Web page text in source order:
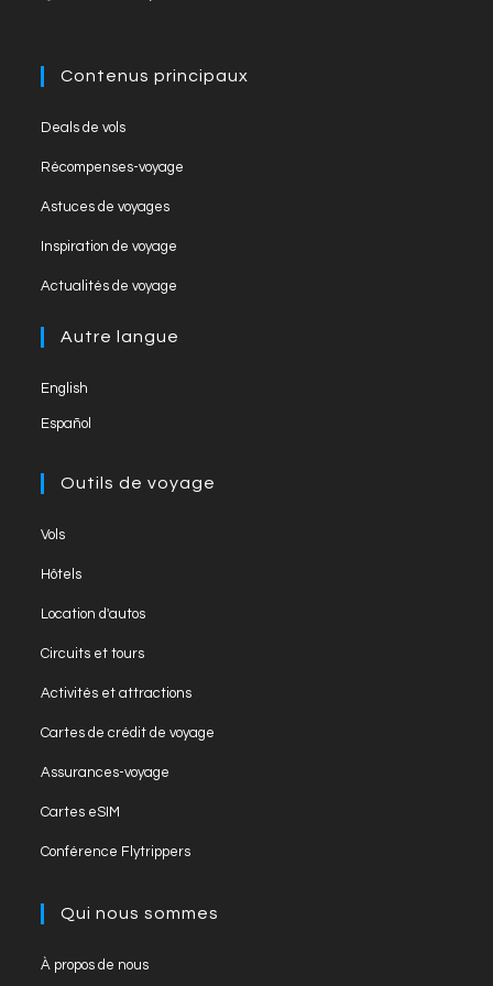
o
k
e
Contenus principaux
Deals de vols
Récompenses-voyage
Astuces de voyages
Inspiration de voyage
Actualités de voyage
Autre langue
English
Español
Outils de voyage
Vols
Hôtels
Location d'autos
Circuits et tours
Activités et attractions
Cartes de crédit de voyage
Assurances-voyage
Cartes eSIM
Conférence Flytrippers
Qui nous sommes
À propos de nous